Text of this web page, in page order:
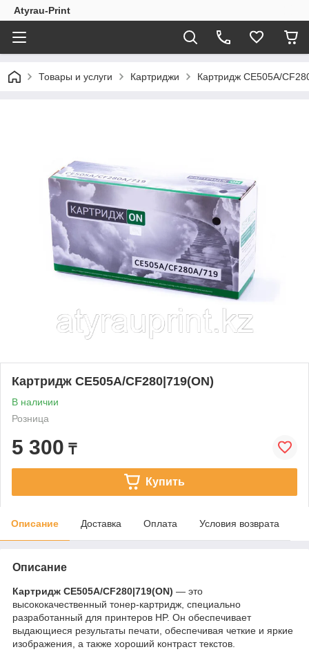
Atyrau-Print
Товары и услуги Картриджи Картридж СЕ505А/
Картридж СЕ505А/CF280|719(ON)
В наличии
Розница
5 300 ₸
Купить
Описание Доставка Оплата Условия возврата
Описание
Картридж СЕ505А/CF280|719(ON) — это
высококачественный тонер-картридж, специально
разработанный для принтеров HP. Он обеспечивает
выдающиеся результаты печати, обеспечивая четкие и яркие
изображения, а также хороший контраст текстов.